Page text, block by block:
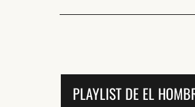
PLAYLIST DE EL